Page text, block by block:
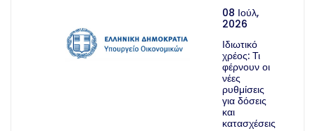
08 Ιούλ,
2026
Ιδιωτικό
χρέος: Τι
φέρνουν οι
νέες
ρυθμίσεις
για δόσεις
και
κατασχέσεις